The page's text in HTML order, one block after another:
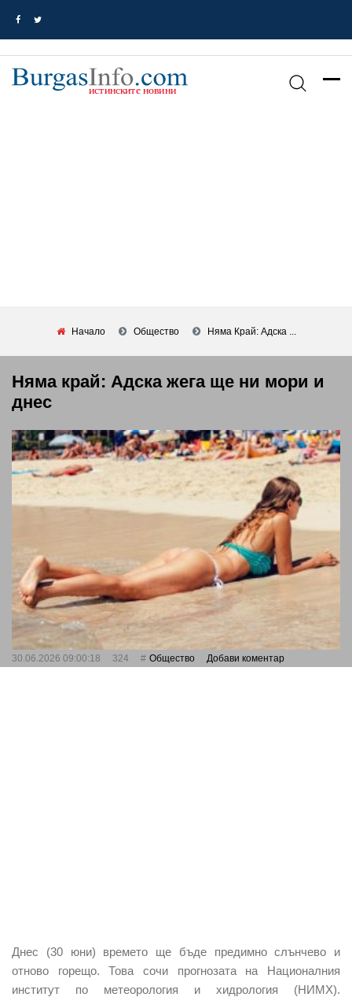
Начало Общество Няма Край: Адска ...
Няма край: Адска жега ще ни мори и
днес
30.06.2026 09:00:18 324 Общество Добави коментар
Днес (30 юни) времето ще бъде предимнослънчево и
отново горещо. Това сочи прогнозата на Националния
институт по метеорология и хидрология (НИМХ).